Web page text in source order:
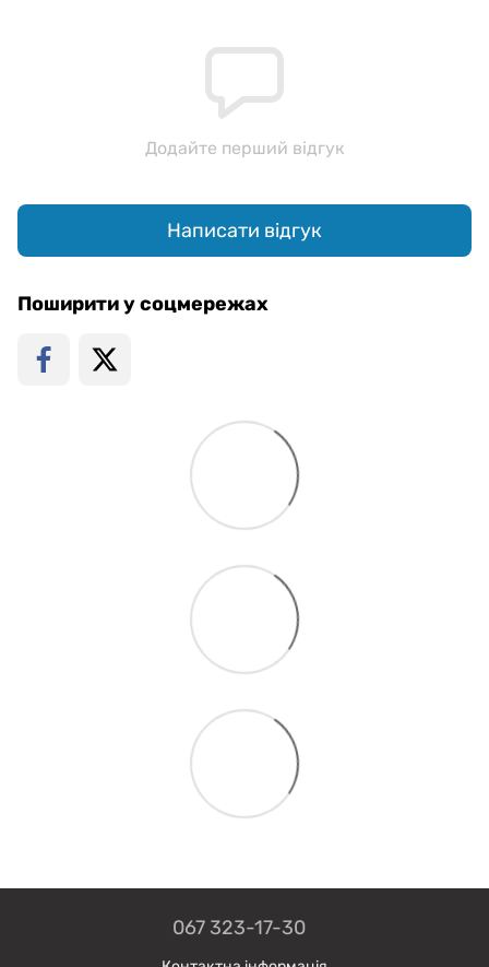
Додайте перший відгук
Написати відгук
Поширити у соцмережах
067 323-17-30